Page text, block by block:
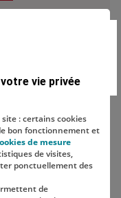
vie privée
: certains cookies
bon fonctionnement et
de mesure
de visites,
ponctuellement des
de